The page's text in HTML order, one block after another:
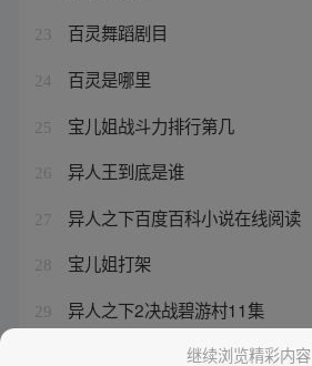
23 百灵舞蹈剧目
24 百灵是哪里
25 宝儿姐战斗力排行第几
26 异人王到底是谁
27 异人之下百度百科小说在线阅读
28 宝儿姐打架
29 异人之下2决战碧游村11集
火百灵音箱app下载不了怎么办
继续浏览精彩内容